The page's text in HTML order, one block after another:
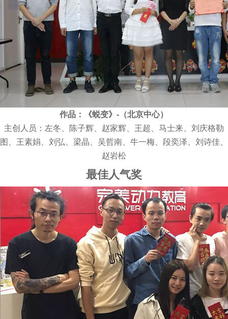
作品：《蜕变》-（北京中心）
主创人员：左冬、陈子辉、赵家辉、王超、马士来、刘庆格勒
图、王素娟、刘弘、梁晶、吴哲南、牛一梅、段奕泽、刘诗佳、
赵岩松
最佳人气奖